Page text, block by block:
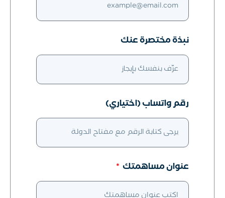
نبذة مختصرة عنك
رقم واتساب (اختياري)
عنوان مساهمتك